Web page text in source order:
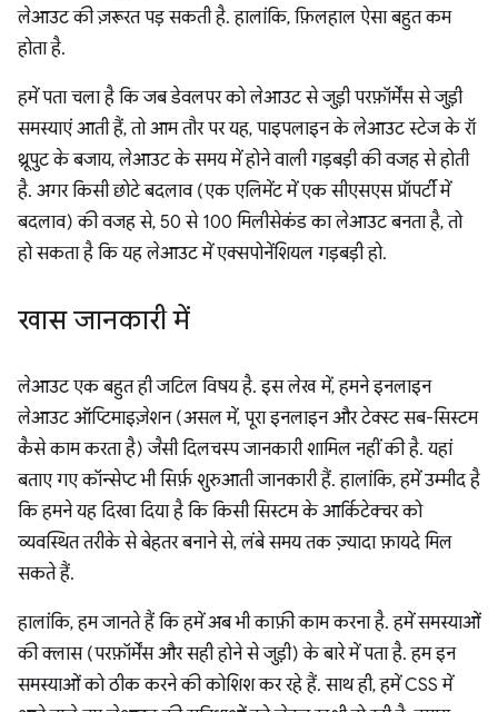
लेआउट की ज़रूरत पड़ सकती है. हालांकि, फ़िलहाल ऐसा बहुत कम
होता है.
हमें पता चला है कि जब डेवलपर को लेआउट से जुड़ी परफ़ॉर्मेंस से जुड़ी
समस्याएं आती हैं, तो आम तौर पर यह, पाइपलाइन के लेआउट स्टेज के रॉ
थ्रूपुट के बजाय, लेआउट के समय में होने वाली गड़बड़ी की वजह से होती
है. अगर किसी छोटे बदलाव (एक एलिमेंट में एक सीएसएस प्रॉपर्टी में
बदलाव) की वजह से, 50 से 100 मिलीसेकंड का लेआउट बनता है, तो
हो सकता है कि यह लेआउट में एक्सपोनेंशियल गड़बड़ी हो.
खास जानकारी में
लेआउट एक बहुत ही जटिल विषय है. इस लेख में, हमने इनलाइन
लेआउट ऑप्टिमाइज़ेशन (असल में, पूरा इनलाइन और टेक्स्ट सब-सिस्टम
कैसे काम करता है) जैसी दिलचस्प जानकारी शामिल नहीं की है. यहां
बताए गए कॉन्सेप्ट भी सिर्फ़ शुरुआती जानकारी हैं. हालांकि, हमें उम्मीद है
कि हमने यह दिखा दिया है कि किसी सिस्टम के आर्किटेक्चर को
व्यवस्थित तरीके से बेहतर बनाने से, लंबे समय तक ज़्यादा फ़ायदे मिल
सकते हैं.
हालांकि, हम जानते हैं कि हमें अब भी काफ़ी काम करना है. हमें समस्याओं
की क्लास (परफ़ॉर्मेंस और सही होने से जुड़ी) के बारे में पता है. हम इन
समस्याओं को ठीक करने की कोशिश कर रहे हैं. साथ ही, हमें CSS में